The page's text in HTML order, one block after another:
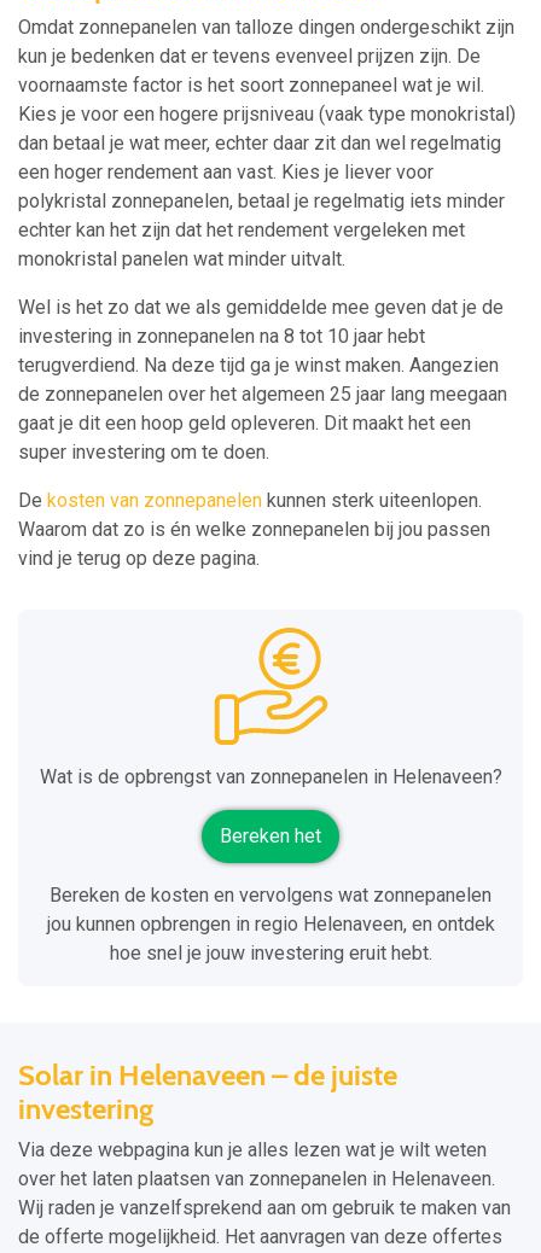
Omdat zonnepanelen van talloze dingen ondergeschikt zijn
kun je bedenken dat er tevens evenveel prijzen zijn. De
voornaamste factor is het soort zonnepaneel wat je wil.
Kies je voor een hogere prijsniveau (vaak type monokristal)
dan betaal je wat meer, echter daar zit dan wel regelmatig
een hoger rendement aan vast. Kies je liever voor
polykristal zonnepanelen, betaal je regelmatig iets minder
echter kan het zijn dat het rendement vergeleken met
monokristal panelen wat minder uitvalt.
Wel is het zo dat we als gemiddelde mee geven dat je de
investering in zonnepanelen na 8 tot 10 jaar hebt
terugverdiend. Na deze tijd ga je winst maken. Aangezien
de zonnepanelen over het algemeen 25 jaar lang meegaan
gaat je dit een hoop geld opleveren. Dit maakt het een
super investering om te doen.
De kosten van zonnepanelen kunnen sterk uiteenlopen.
Waarom dat zo is én welke zonnepanelen bij jou passen
vind je terug op deze pagina.
Wat is de opbrengst van zonnepanelen in Helenaveen?
Bereken het
Bereken de kosten en vervolgens wat zonnepanelen
jou kunnen opbrengen in regio Helenaveen, en ontdek
hoe snel je jouw investering eruit hebt.
Solar in Helenaveen – de juiste
investering
Via deze webpagina kun je alles lezen wat je wilt weten
over het laten plaatsen van zonnepanelen in Helenaveen.
Wij raden je vanzelfsprekend aan om gebruik te maken van
de offerte mogelijkheid. Het aanvragen van deze offertes